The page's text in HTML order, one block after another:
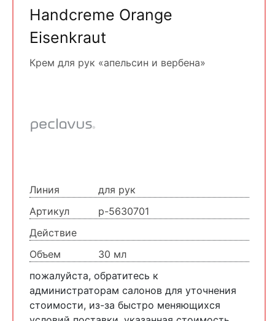
Handcreme Orange
Eisenkraut
Крем для рук «апельсин и вербена»
Линия
для рук
Артикул
p-5630701
Действие
Объем
30 мл
пожалуйста, обратитесь к
администраторам салонов для уточнения
стоимости, из-за быстро меняющихся